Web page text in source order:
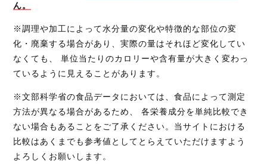
ん。
※調理や加工によって水分量の変化や特徴的な部位の変
化・廃棄する場合があり、実際の量はそれほど変化してい
なくても、 単位当たりのカロリーや含有量が大きく変わっ
ているように見えることがあります。
※文部科学省の食品データにおいては、食品によって測定
方法が異なる場合があるため、 各栄養成分を単純比較でき
ない場合もあることをご了承ください。当サイトにおける
比較はあくまでも参考値としてとらえていただけますよう
よろしくお願いします。